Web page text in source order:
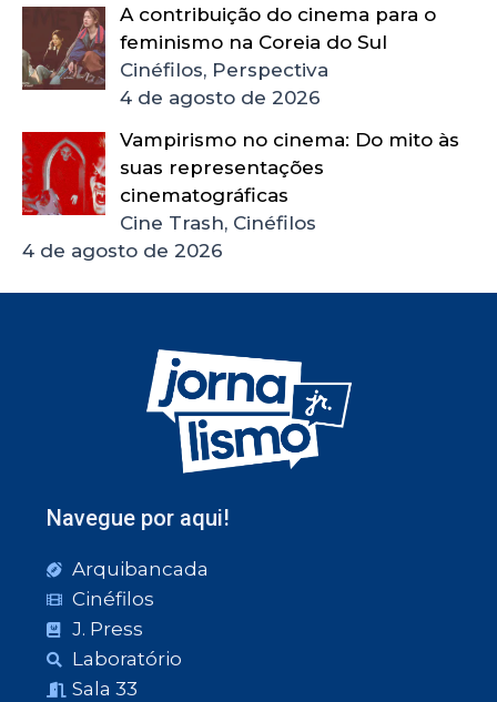
A contribuição do cinema para o
feminismo na Coreia do Sul
Cinéfilos, Perspectiva
4 de agosto de 2026
Vampirismo no cinema: Do mito às
suas representações
cinematográficas
Cine Trash, Cinéfilos
4 de agosto de 2026
Navegue por aqui!
Arquibancada
Cinéfilos
J. Press
Laboratório
Sala 33